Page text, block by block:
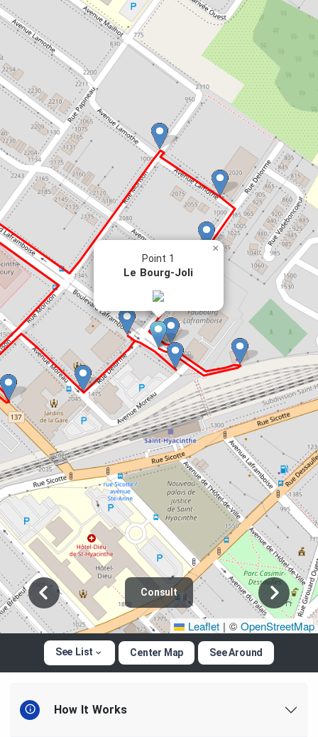
How It Works
Point 1
Le Bourg-Joli
×
Leaflet | © OpenStreetMap
Consult
See List Center Map See Around